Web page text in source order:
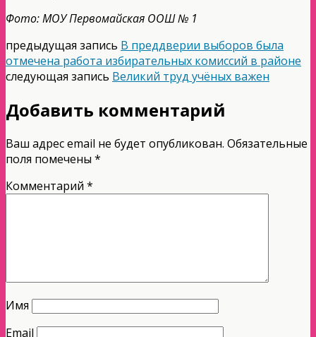
Фото: МОУ Первомайская ООШ № 1
предыдущая запись В преддверии выборов была
отмечена работа избирательных комиссий в районе
следующая запись Великий труд учёных важен
Добавить комментарий
Ваш адрес email не будет опубликован. Обязательные
поля помечены *
Комментарий *
Имя
Email